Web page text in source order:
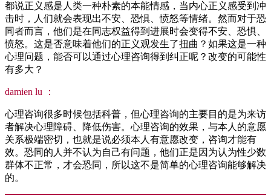
都说正义感是人类一种朴素的本能情感，当内心正义感受到冲
击时，人们就会表现出不安、恐惧、愤怒等情绪。然而对于恐
同者而言，他们是在同志权益得到进展时会变得不安、恐惧、
愤怒。这是否意味着他们的正义观发生了扭曲？如果这是一种
心理问题，能否可以通过心理咨询得到纠正呢？改变的可能性
有多大？
damien lu ：
心理咨询很多时候包括科普，但心理咨询的主要目的是为来访
者解决心理障碍、降低伤害。心理咨询的效果，与本人的意愿
关系极端密切，也就是说必须本人有意愿改变，咨询才能有
效。恐同的人并不认为自己有问题，他们正是因为认为性少数
群体不正常，才会恐同，所以这不是简单的心理咨询能够解决
的。